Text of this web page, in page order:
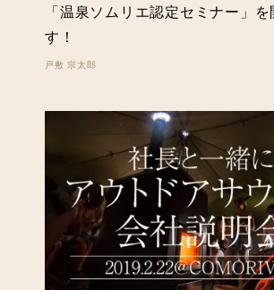
「温泉ソムリエ認定セミナー」を
す！
戸敷 宗太郎